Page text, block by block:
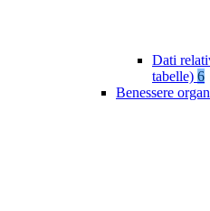
Dati
tabelle) 6
Benessere